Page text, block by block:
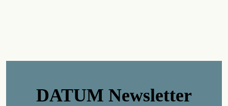
DATUM Newsletter